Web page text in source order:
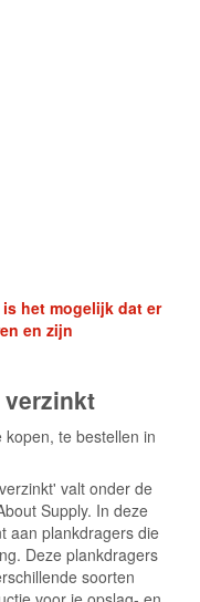
het mogelijk dat er
en zijn
te bestellen in
valt onder de
Supply. In deze
aan plankdragers die
Deze plankdragers
soorten